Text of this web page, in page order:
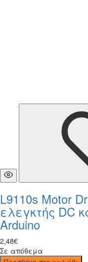
L9110s Motor
ελεγκτής DC
Arduino
2,48€
Σε απόθεμα